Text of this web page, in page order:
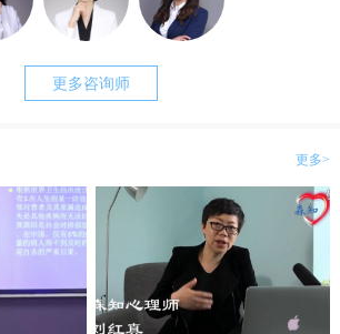
更多咨询师
更多>